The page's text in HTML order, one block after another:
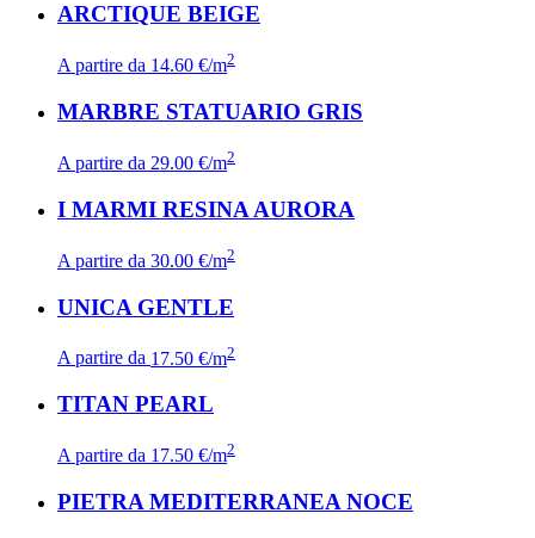
ARCTIQUE BEIGE
A partire da 14.60 €/m2
MARBRE STATUARIO GRIS
A partire da 29.00 €/m2
I MARMI RESINA AURORA
A partire da 30.00 €/m2
UNICA GENTLE
A partire da 17.50 €/m2
TITAN PEARL
A partire da 17.50 €/m2
PIETRA MEDITERRANEA NOCE